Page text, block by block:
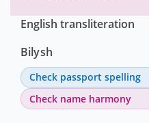
English transliteration
Bilysh
Check passport spelling
Check name harmony